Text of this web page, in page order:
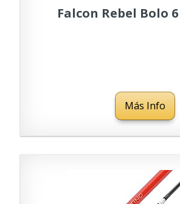
Falcon Rebel Bolo
Más Info